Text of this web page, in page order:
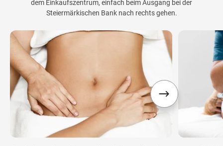
dem Einkaufszentrum, einfach beim Ausgang bei der
Steiermärkischen Bank nach rechts gehen.